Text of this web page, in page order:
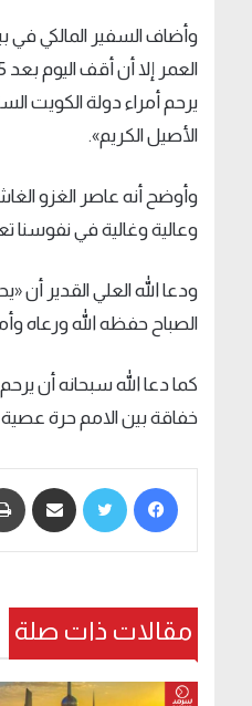
وأضاف السفير المالكي في
يرحم أمراء دولة الكويت
الأصيل الكريم»
.
وأوضح أنه عاصر الغزو
وعالية وغالية في
ودعا الله العلي القدير أن«
الصباح حفظه الله ورعاه
كما دعا الله سبحانه أن
خفاقة بين الامم حرة
مقالات ذات صلة